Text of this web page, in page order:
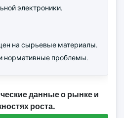
электроники.
на сырьевые материалы.
нормативные проблемы.
данные о рынке и
роста.